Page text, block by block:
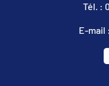
Tél. :
E-mail